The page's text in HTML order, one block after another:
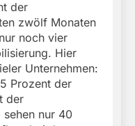
der
zwölf Monaten
noch vier
Hier
Unternehmen:
Prozent der
der
nur 40